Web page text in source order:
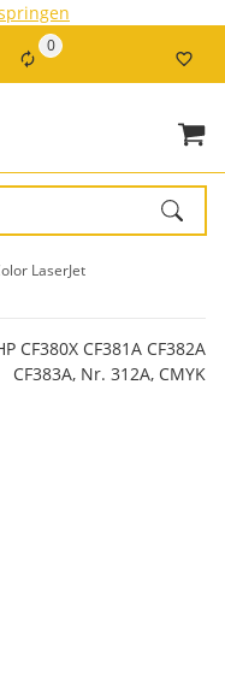
0
LaserJet